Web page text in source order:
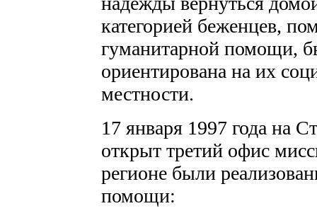
категорией беженцев,
гуманитарной помощи,
ориентирована на их
местности.
17 января 1997 года на
открыт третий офис
регионе были
помощи: